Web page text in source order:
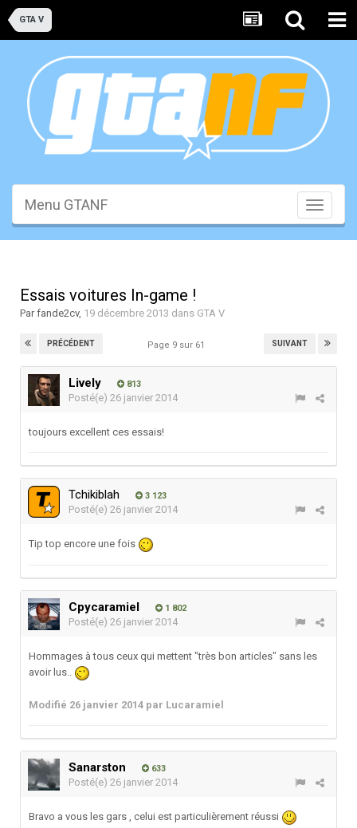
GTA V
Toggle
Menu GTANF
Essais voitures In-game !
Parfande2cv, 19 décembre 2013 dans GTA V
PRÉCÉDENT SUIVANT
Page 9 sur 61
Lively 813
Posté(e) 26 janvier 2014
toujours excellent ces essais!
Tchikiblah 3 123
Posté(e) 26 janvier 2014
Tip top encore une fois
Cpycaramiel 1 802
Posté(e) 26 janvier 2014
Hommages à tous ceux qui mettent "très bon articles" sans les
avoir lus..
Modifié 26 janvier 2014 par Lucaramiel
Sanarston 633
Posté(e) 26 janvier 2014
Bravo a vous les gars , celui est particulièrement réussi